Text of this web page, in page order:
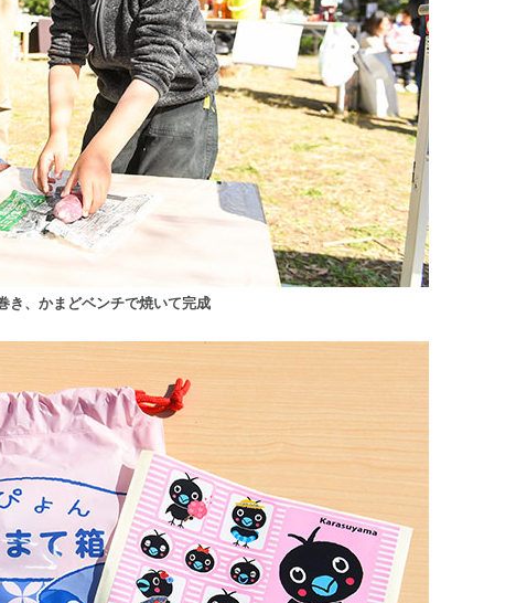
き、かまどベンチで焼いて完成